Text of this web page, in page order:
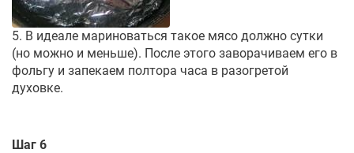
5. В идеале мариноваться такое мясо должно сутки
(но можно и меньше). После этого заворачиваем его в
фольгу и запекаем полтора часа в разогретой
духовке.
Шаг 6